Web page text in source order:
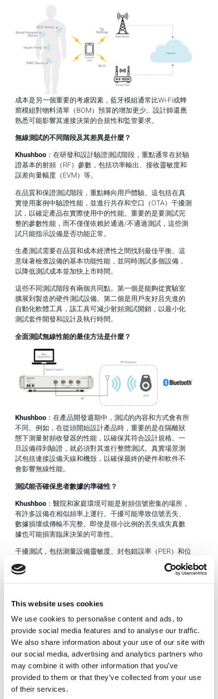
This website uses cookies
We use cookies to personalise content and ads, to
provide social media features and to analyse our traffic.
We also share information about your use of our site with
our social media, advertising and analytics partners who
may combine it with other information that you’ve
provided to them or that they’ve collected from your use
of their services.
成本是另一個重要的考慮因素，藍牙模組通常比Wi-Fi或蜂
窩模組對物料清單（BOM）預算的增加更少。設計師還應
熟悉可能影響其連接決策的合規性和監管要求。
無線測試的不同階段及其差異是什麼？
Khushboo ：在研發和設計驗證測試階段，重點通常在於驗
證基本的射頻（RF）參數，包括功率輸出、接收靈敏度和
誤差向量幅度（EVM）等。
在品質和保證測試階段，重點轉向用戶體驗。這包括在真
實使用案例中驗證性能，並進行共存和空口（OTA）干擾測
試，以確定產品在實際使用中的性能。重要的是要測試完
整的參數性能，而不僅僅依賴於通過/不通過測試，這些測
試只能指示設備是否功能正常。
生產測試需要在品質和成本經濟性之間找到最佳平衡。這
意味著檢查設備的基本功能性能，並同時測試多個設備，
以降低測試成本並加快上市時間。
這些不同測試階段有兩個共同點。第一個是能夠從實驗室
擴展到製造的硬件測試設備。第二個是用戶友好且先進的
自動化軟體工具，該工具可減少射頻測試開銷，以最小化
測試套件開發和設計及執行時間。
全面測試無線性能的最佳方法是什麼？
Khushboo ：在產品開發週期中，測試的內容和方式會有所
不同。例如，在從頭開始設計產品時，重要的是在隔離狀
態下測量射頻收發器的性能，以確保其符合設計規格。一
旦設備得到驗證，就必須對其進行整體測試。真實場景測
試包括連接設備天線和機殼，以確保最終的硬件和軟件不
會影響無線性能。
測試能否確保患者數據的準確性？
Khushboo ：醫院和家庭環境可能是射頻信號密集的場所，
有許多設備在相似頻率上運行。干擾可能導致信號丟失、
數據損壞或傳輸不完整。即使是很小比例的丟失或失真數
據也可能損害臨床決策的可靠性。
干擾測試，包括測量設備靈敏度、封包錯誤率（PER）和位
元錯誤率（BER），可以指示在不同條件下傳輸被腐蝕的頻
率。一些吞吐量測試還可以透過測量無線網路上設備之間
的數據傳輸速率來識別設計缺陷。
我是應該使用現成的射頻（
組技術？
Khushboo：當你購買現成的模組時，通常無法訪問無線晶
片組和控制進行測試。這意味著你需要使用模組供應商提
供的命令，編寫自己的軟體，或依靠像LitePoint這樣的測
試供應商，該供應商擁有快速驗證性能的測試方法設置。
選擇取決於兩個因素：
上市時間：現成的模組可能昂貴，但通常可以縮短開